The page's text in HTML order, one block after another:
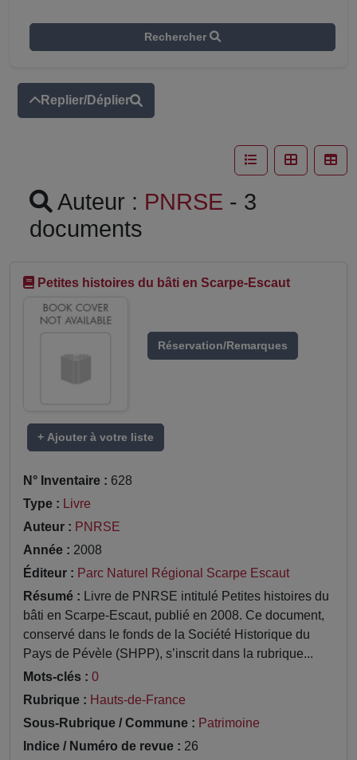
Rechercher
Replier/Déplier
Auteur : PNRSE - 3
documents
Petites histoires du bâti en Scarpe-Escaut
Réservation/Remarques
+ Ajouter à votre liste
N° Inventaire : 628
Type : Livre
Auteur : PNRSE
Année : 2008
Éditeur : Parc Naturel Régional Scarpe Escaut
Résumé : Livre de PNRSE intitulé Petites histoires du
bâti en Scarpe-Escaut, publié en 2008. Ce document,
conservé dans le fonds de la Société Historique du
Pays de Pévèle (SHPP), s’inscrit dans la rubrique...
Mots-clés : 0
Rubrique : Hauts-de-France
Sous-Rubrique / Commune : Patrimoine
Indice / Numéro de revue : 26